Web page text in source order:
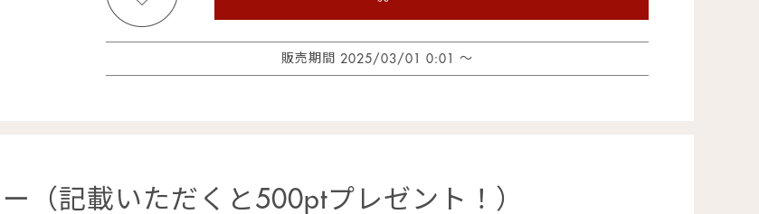
販売期間 2025/03/01 0:01 〜
（記載いただくと500ptプレゼント！）